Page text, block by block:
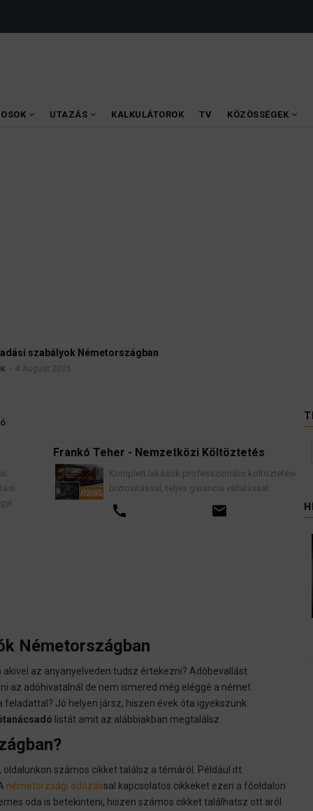
UTAZÁS KALKULÁTOROK TV KÖZÖSSÉGEK
Frankó Teher - Nemzetközi Költöztetés
Komplett lakások professzionális költöztetése
biztosítással, teljes garancia vállalással.
Németországban
akivel az anyanyelveden tudsz értekezni? Adóbevallást
az adóhivatalnál de nem ismered még eléggé a német
Jó helyen jársz, hiszen évek óta igyekszünk
listát amit az alábbiakban megtalálsz.
számos cikket találsz a témáról. Például itt
németorzsági adózással kapcsolatos cikkeket ezen a főoldalon
oda is betekinteni, hiszen számos cikket találhatsz ott aról